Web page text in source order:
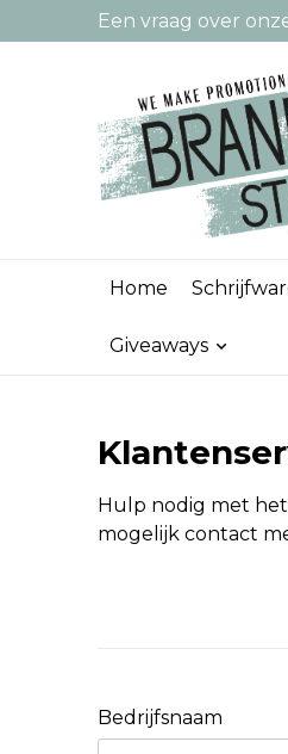
Een vraag over
Home
Giveaways
Hulp nodig met
mogelijk contact
Bedrijfsnaam